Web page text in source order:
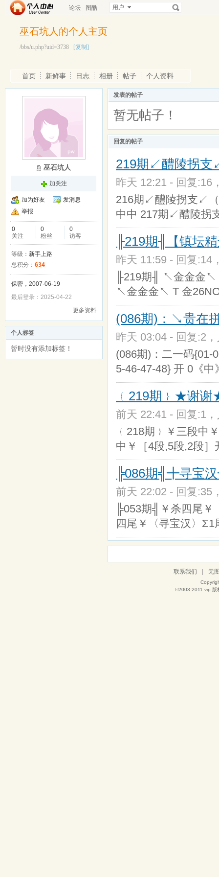
论坛 图酷 用户
巫石坑人的个人主页
/bbs/u.php?uid=3738 [复制]
首页 新鲜事 日志 相册 帖子 个人资料
巫石坑人
加关注
加为好友
发消息
举报
0
关注
0
粉丝
0
访客
等级： 新手上路
总积分： 634
保密，2007-06-19
最后登录：2025-04-22
更多资料
个人标签
暂时没有添加标签！
发表的帖子
暂无帖子！
回复的帖子
219期↙醴陵拐
昨天 12:21 - 回复:16
216期↙醴陵拐支↙
中中 217期↙醴陵拐
╟219期╢【镇坛
昨天 11:59 - 回复:14
╟219期╢ ↖金金金
↖金金金↖ T 金
(086期)：↘贵在
昨天 03:04 - 回复:2
(086期)：二一码{01-
5-46-47-48} 开 0《中
﹛219期﹜★谢
前天 22:41 - 回复:1
﹛218期﹜￥三段中
中￥［4段,5段,2段］
╠086期╣╋寻宝
前天 22:02 - 回复:35
╠053期╣￥杀四尾
四尾￥〈寻宝汉〉Σ1
联系我们 无
©2003-2011 vip 版